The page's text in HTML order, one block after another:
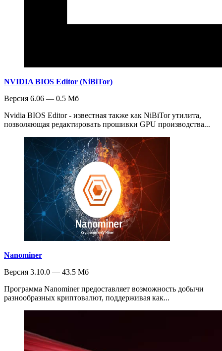
NVIDIA BIOS Editor (NiBiTor)
Версия 6.06 — 0.5 Мб
Nvidia BIOS Editor - известная также как NiBiTor утилита,
позволяющая редактировать прошивки GPU производства...
Nanominer
Версия 3.10.0 — 43.5 Мб
Программа Nanominer предоставляет возможность добычи
разнообразных криптовалют, поддерживая как...